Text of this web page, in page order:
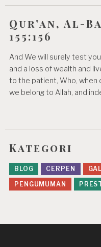
Qur’an, Al-
155:156
And We will surely test
and a loss of wealth and
to the patient, Who, when
we belong to Allah, and
Kategori
BLOG CERPEN
PENGUMUMAN